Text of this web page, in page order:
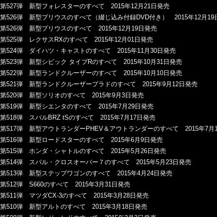
第527弾 新型フォレスターのすべて 2015年12月21日発売
第526弾 新型プリウスのすべて（綴じ込み付録DVD付き） 2015年12月19
第526弾 新型プリウスのすべて 2015年12月19日発売
第525弾 レクサスRXのすべて 2015年12月01日発売
第524弾 ダイハツ・キャストのすべて 2015年11月30日発売
第523弾 新型シビック タイプRのすべて 2015年10月31日発売
第522弾 新型ランドクルーザーのすべて 2015年10月10日発売
第521弾 新型ランドクルーザープラドのすべて 2015年9月12日発売
第520弾 新型ソリオのすべて 2015年9月3日発売
第519弾 新型シエンタのすべて 2015年7月29日発売
第518弾 スバルBRZ tSのすべて 2015年7月17日発売
第517弾 新型アウトランダーPHEV＆アウトランダーのすべて 2015年7月
第516弾 新型ロードスターのすべて 2015年6月9日発売
第515弾 ホンダ・シャトルのすべて 2015年5月26日発売
第514弾 スバル・クロスオーバー７のすべて 2015年5月23日発売
第513弾 新型ステップワゴンのすべて 2015年4月24日発売
第512弾 S660のすべて 2015年3月31日発売
第511弾 マツダCX-3のすべて 2015年3月28日発売
第510弾 新型アルトのすべて 2015年3月18日発売